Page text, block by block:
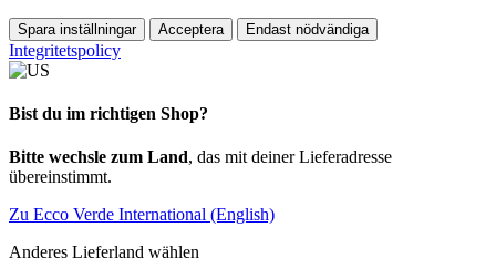
Spara inställningar Acceptera Endast nödvändiga
Integritetspolicy
Bist du im richtigen Shop?
Bitte wechsle zum Land, das mit deiner Lieferadresse
übereinstimmt.
Zu Ecco Verde International (English)
Anderes Lieferland wählen